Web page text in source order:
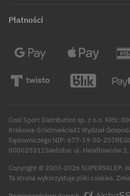
Płatności
Cool Sport Distribution sp. z o.o. KRS:
Krakowa-ŚródmieściaXI Wydział
Sądowniczego NIP: 677-19-50-
000025311Siedziba: ul. Handlowców
Copyright © 2003-2026 SUPERSKLEP.
Ta strona wykorzystuje pliki cookies.